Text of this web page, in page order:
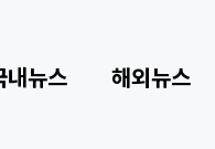
내뉴스 해외뉴스